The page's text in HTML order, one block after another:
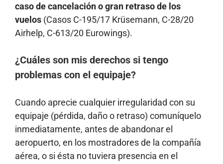
caso de cancelación o gran retraso de los
vuelos (Casos C-195/17 Krüsemann, C-28/20
Airhelp, C-613/20 Eurowings).
¿Cuáles son mis derechos si tengo
problemas con el equipaje?
Cuando aprecie cualquier irregularidad con su
equipaje (pérdida, daño o retraso) comuníquelo
inmediatamente, antes de abandonar el
aeropuerto, en los mostradores de la compañía
aérea, o si ésta no tuviera presencia en el